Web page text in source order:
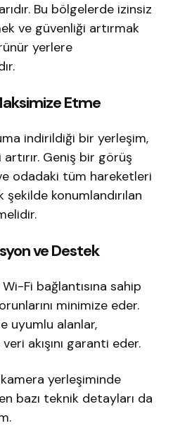
Bu bölgelerde izinsiz
ve güvenliği artırmak
yerlere
Etme
indirildiği bir yerleşim,
Geniş bir görüş
odadaki tüm hareketleri
şekilde konumlandırılan
ve Destek
Fi bağlantısına sahip
minimize eder.
uyumlu alanlar,
akışını garanti eder.
yerleşiminde
bazı teknik detayları da